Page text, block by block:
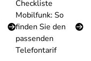
Checkliste
Mobilfunk: So
finden Sie den
passenden
Telefontarif